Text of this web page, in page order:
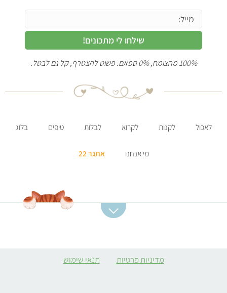
שילחו לי מתכונים!
100% מהצומח, 0% ספאם. פשוט להצטרף, קל גם לבטל.
לאכול לקנות לקרוא לבלות טיפים בלוג
מי אנחנו אתגר 22
קובה סלק
מדיניות פרטיות תנאי שימוש